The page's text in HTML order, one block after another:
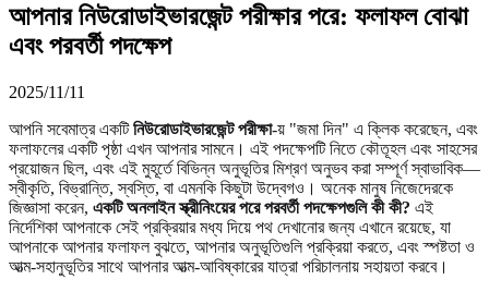
আপনার নিউরোডাইভারজেন্ট পরীক্ষার পরে: ফলাফল বোঝা
এবং পরবর্তী পদক্ষেপ
2025/11/11
আপনি সবেমাত্র একটিনিউরোডাইভারজেন্ট পরীক্ষা-য় "জমা দিন" এ ক্লিক করেছেন, এবং
ফলাফলের একটি পৃষ্ঠা এখন আপনার সামনে। এই পদক্ষেপটি নিতে কৌতূহল এবং সাহসের
প্রয়োজন ছিল, এবং এই মুহূর্তে বিভিন্ন অনুভূতির মিশ্রণ অনুভব করা সম্পূর্ণ স্বাভাবিক—
স্বীকৃতি, বিভ্রান্তি, স্বস্তি, বা এমনকি কিছুটা উদ্বেগও। অনেক মানুষ নিজেদেরকে
জিজ্ঞাসা করেন, একটি অনলাইন স্ক্রীনিংয়ের পরে পরবর্তী পদক্ষেপগুলি কী কী? এই
নির্দেশিকা আপনাকে সেই প্রক্রিয়ার মধ্য দিয়ে পথ দেখানোর জন্য এখানে রয়েছে, যা
আপনাকে আপনার ফলাফল বুঝতে, আপনার অনুভূতিগুলি প্রক্রিয়া করতে, এবং স্পষ্টতা ও
আত্ম-সহানুভূতির সাথে আপনার আত্ম-আবিষ্কারের যাত্রা পরিচালনায় সহায়তা করবে।